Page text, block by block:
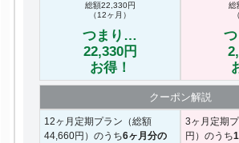
総額22,330円
（12ヶ月）
つまり…
22,330円
お得！
総
クーポン解説
12ヶ月定期プラン（総額
44,660円）のうち6ヶ月分の
3ヶ月定期
円）のうち